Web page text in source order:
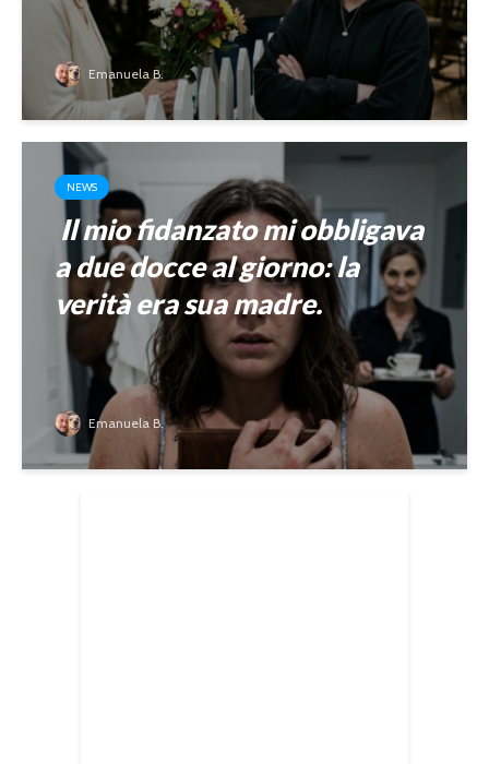
Emanuela B.
NEWS
Il mio fidanzato mi obbligava
a due docce al giorno: la
verità era sua madre.
Emanuela B.